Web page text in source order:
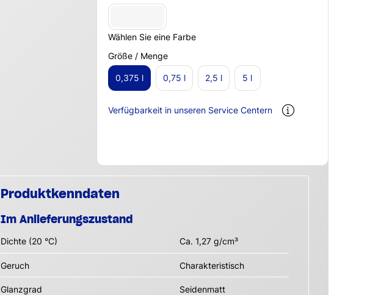
Wählen Sie eine Farbe
Größe / Menge
0,375 l 0,75 l 2,5 l 5 l
Verfügbarkeit in unseren Service Centern
Produktkenndaten
Im Anlieferungszustand
Dichte (20 °C) Ca. 1,27 g/cm³
Geruch Charakteristisch
Glanzgrad Seidenmatt